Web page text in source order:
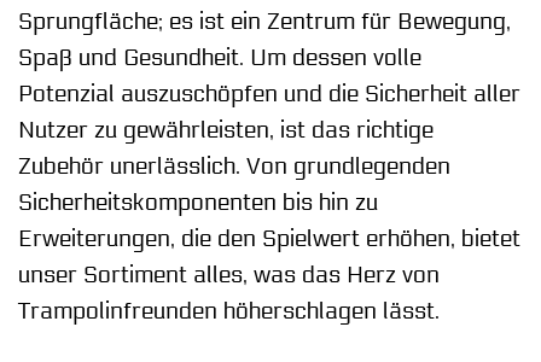
Sprungfläche; es ist ein Zentrum für Bewegung,
Spaß und Gesundheit. Um dessen volle
Potenzial auszuschöpfen und die Sicherheit aller
Nutzer zu gewährleisten, ist das richtige
Zubehör unerlässlich. Von grundlegenden
Sicherheitskomponenten bis hin zu
Erweiterungen, die den Spielwert erhöhen, bietet
unser Sortiment alles, was das Herz von
Trampolinfreunden höherschlagen lässt.